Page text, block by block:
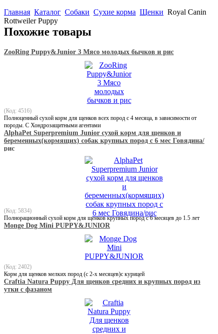
Главная Каталог Собаки Сухие корма Щенки Royal Canin
Rottweiler Puppy
Похожие товары
ZooRing Puppy&Junior 3 Мясо молодых бычков и рис
(Код: 4516)
Полноценный сухой корм для щенков всех пород с 4 месяца, в зависимости от
породы. С Хондрозащитными агентами
AlphaPet Superpremium Junior сухой корм для щенков и
беременных(кормящих) собак крупных пород с 6 мес Говядина/
рис
(Код: 5834)
Полнорационный сухой корм для щенков крупных пород с 6 месяцев до 1.5 лет
Monge Dog Mini PUPPY&JUNIOR
(Код: 2402)
Корм для щенков мелких пород (с 2-х месяцев)с курицей
Craftia Natura Puppy Для щенков средних и крупных пород из
утки с фазаном